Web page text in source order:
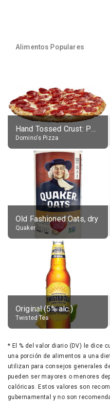
Alimentos Populares
Hand Tossed Crust: Pepperoni Pizza (Large 14")
Domino's Pizza
Old Fashioned Oats, dry
Quaker
Original (5% alc.)
Twisted Tea
* El % del valor diario (DV) le dice
una porción de alimentos a una
utilizan para consejos generales
pueden ser mayores o menores
calóricas. Estos valores son
gubernamental y no son